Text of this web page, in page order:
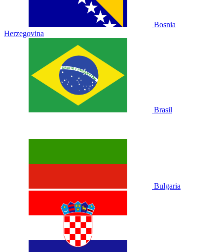
Bosnia
Herzegovina
Brasil
Bulgaria